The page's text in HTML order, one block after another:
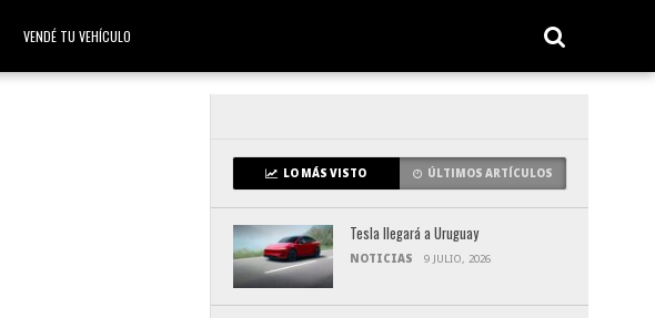
VENDÉ TU VEHÍCULO
LO MÁS VISTO ÚLTIMOS ARTÍCULOS
Tesla llegará a Uruguay
NOTICIAS 9 JULIO, 2026